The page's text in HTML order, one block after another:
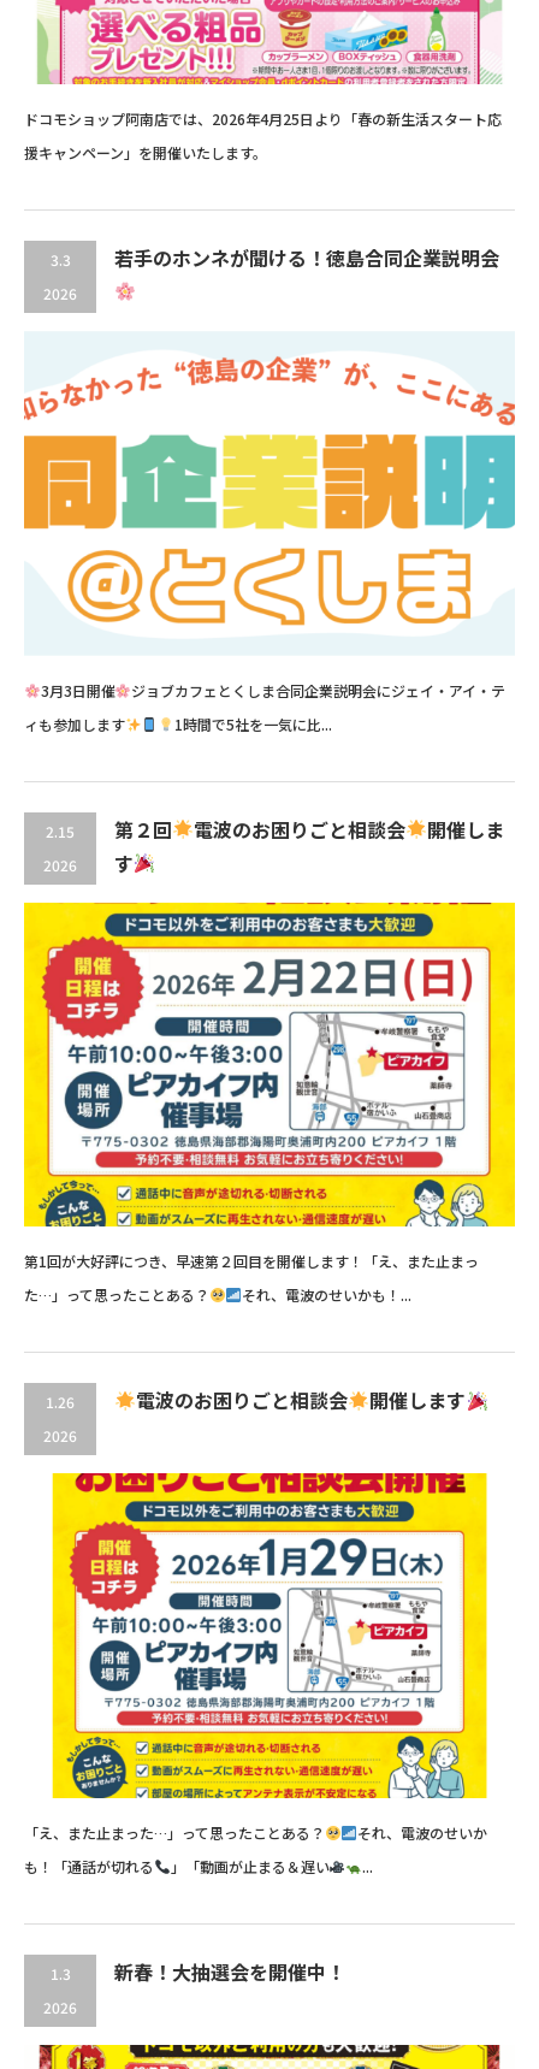
ドコモショップ阿南店では、2026年4月25日より「春の新生活スタート応
援キャンペーン」を開催いたします。
3.3
2026
若手のホンネが聞ける！徳島合同企業説明会
3月3日開催
ジョブカフェとくしま合同企業説明会にジェイ・アイ・テ
ィも参加します
1時間で5社を一気に比...
2.15
2026
第２回 電波のお困りごと相談会
開催しま
す
第1回が大好評につき、早速第２回目を開催します！「え、また止まっ
た…」って思ったことある？
それ、電波のせいかも！...
1.26
2026
電波のお困りごと相談会 開催します
「え、また止まった…」って思ったことある？
それ、電波のせいか
も！「通話が切れる
」「動画が止まる＆遅い ...
1.3
2026
新春！大抽選会を開催中！